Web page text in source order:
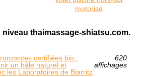
motorisé
niveau thaimassage-shiatsu.com.
certifiées bio :
un hâle naturel et
les Laboratoires de Biarritz
620
affichages